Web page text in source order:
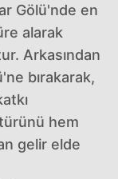
Gölü'nde en
alarak
Arkasından
bırakarak,
türünü hem
gelir elde